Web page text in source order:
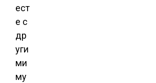
ест
е с
др
уги
ми
му